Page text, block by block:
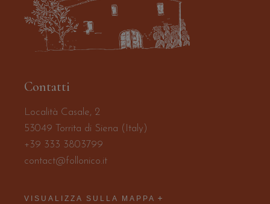
Contatti
Località Casale, 2
53049 Torrita di Siena (Italy)
+39 333 3803799
contact@follonico.it
VISUALIZZA SULLA MAPPA